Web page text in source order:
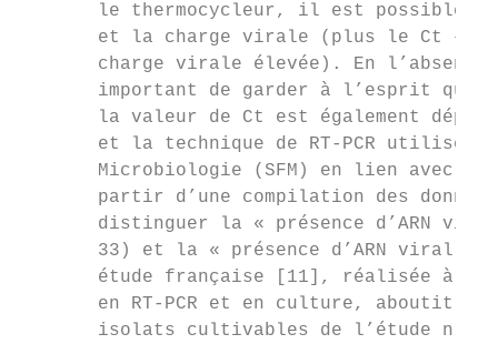
le thermocycleur, il est possible
et la charge virale (plus le Ct
charge virale élevée). En
important de garder à l’esprit que
la valeur de Ct est également
et la technique de RT-PCR
Microbiologie (SFM) en lien avec
partir d’une compilation des
distinguer la « présence d’ARN
33) et la « présence d’ARN viral
étude française [11], réalisée à
en RT-PCR et en culture, aboutit à
isolats cultivables de l’étude n’a